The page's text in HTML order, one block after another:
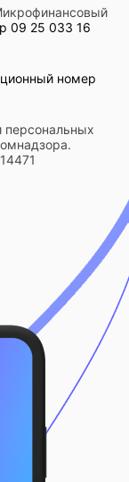
09 25 033 16
номер
персональных